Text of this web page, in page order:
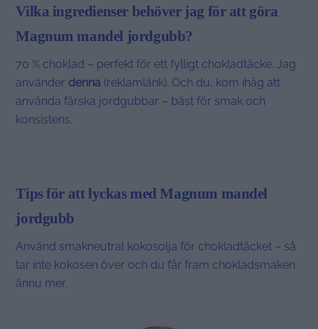
Vilka ingredienser behöver jag för att göra
Magnum mandel jordgubb?
70 % choklad – perfekt för ett fylligt chokladtäcke. Jag
använder denna (reklamlänk). Och du, kom ihåg att
använda färska jordgubbar – bäst för smak och
konsistens.
Tips för att lyckas med Magnum mandel
jordgubb
Använd smakneutral kokosolja för chokladtäcket – så
tar inte kokosen över och du får fram chokladsmaken
ännu mer.